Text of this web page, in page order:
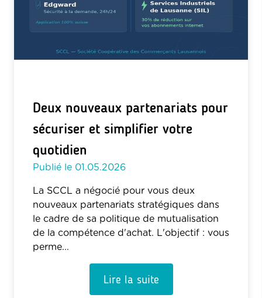
Deux nouveaux partenariats pour
sécuriser et simplifier votre
quotidien
Publié le 01.05.2026
La SCCL a négocié pour vous deux
nouveaux partenariats stratégiques dans
le cadre de sa politique de mutualisation
de la compétence d'achat. L'objectif : vous
perme...
Lire la suite